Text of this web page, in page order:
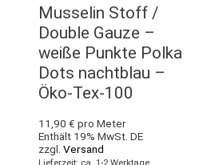
Musselin Stoff /
Double Gauze –
weiße Punkte Polka
Dots nachtblau –
Öko-Tex-100
11,90 € pro Meter
Enthält 19% MwSt. DE
zzgl. Versand
Lieferzeit: ca. 1-2 Werktage